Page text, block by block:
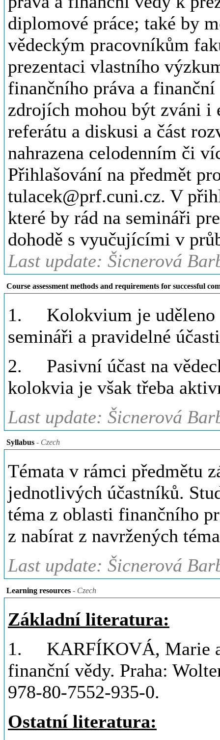
diplomové práce; také by
vědeckým pracovníkům
prezentaci vlastního
finančního práva a
zdrojích mohou být zváni i
referátu a diskusi a část
nahrazena celodenním či
Přihlašování na předmět
tulacek@prf.cuni.cz. V
které by rád na semináři
dohodě s vyučujícími v
Last update: Šicnerová
Course assessment methods and requirements for successful
1. Kolokvium je uděleno
semináři a pravidelné
2. Pasivní účast na
kolokvia je však třeba
Last update: Šicnerová
Syllabus - Czech
Témata v rámci předmětu
jednotlivých účastníků.
téma z oblasti finančního
z nabírat z navržených
Last update: Šicnerová
Learning resources - Czech
Základní literatura:
1. KARFÍKOVÁ, Marie a
finanční vědy. Praha:
978-80-7552-935-0.
Ostatní literatura: